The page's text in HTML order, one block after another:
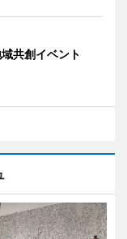
域共創イベント